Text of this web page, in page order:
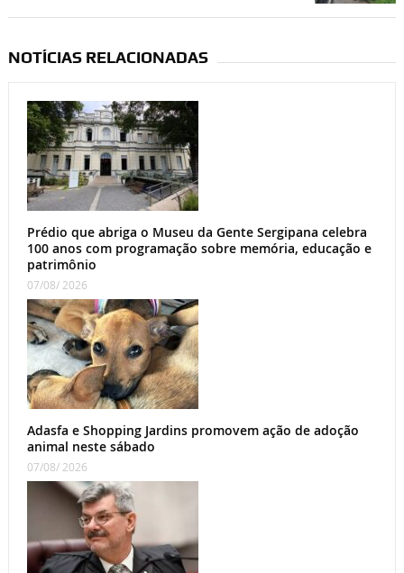
NOTÍCIAS RELACIONADAS
Prédio que abriga o Museu da Gente Sergipana celebra
100 anos com programação sobre memória, educação e
patrimônio
07/08/ 2026
Adasfa e Shopping Jardins promovem ação de adoção
animal neste sábado
07/08/ 2026